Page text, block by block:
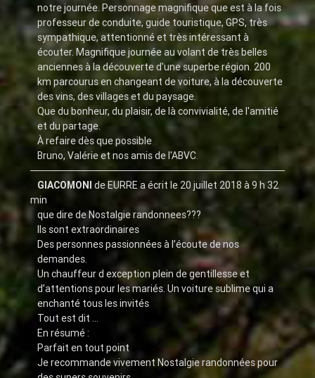
notre journée. Personnage magnifique que est à la fois
professeur de conduite, guide touristique, GPS, très
sympathique, attentionné et très intéressant à
écouter. Magnifique journée au volant de très belles
anciennes à la découverte d'une superbe région. 200
km parcourus en changeant de voiture, à la découverte
des vins, des villages et du paysage.
Que du bonheur, du plaisir, de là convivialité, de l'amitié
et du partage.
À refaire dès que possible
Bruno, Valérie et nos amis de l'ABVC.
GIACOMONIdeEURREa écrit le 20 juillet 2018 à9 h 32
min
que dire de Nostalgie randonnees???
Ils sont extraordinaires
Des personnes passionnées à l’écoute de nos
demandes.
Un chauffeur d exception plein de gentillesse et
d’attentions pour les mariés. Un voiture sublime qui a
enchanté tous les invités
Tout est dit ...
En résumé :
Parfait en tout point
Je recommande vivement Nostalgie randonnées pour